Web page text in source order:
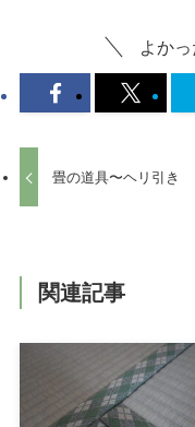
よか
畳の道具〜ヘリ引き
関連記事